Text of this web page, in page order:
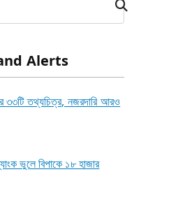
Alerts
৩৩টি তথ্যচিত্র, নজরদারি আরও
ভুলে বিপাকে ১৮ হাজার